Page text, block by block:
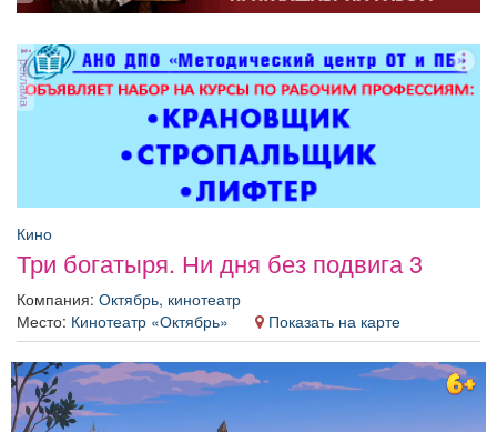
Объявления Недвижимость Услуги
Афиша Обучение Проекты
Товары Поздравления Погода
реклама
Кино
Три богатыря. Ни дня без подвига 3
Компания: Октябрь, кинотеатр
Место: Кинотеатр «Октябрь» Показать на карте